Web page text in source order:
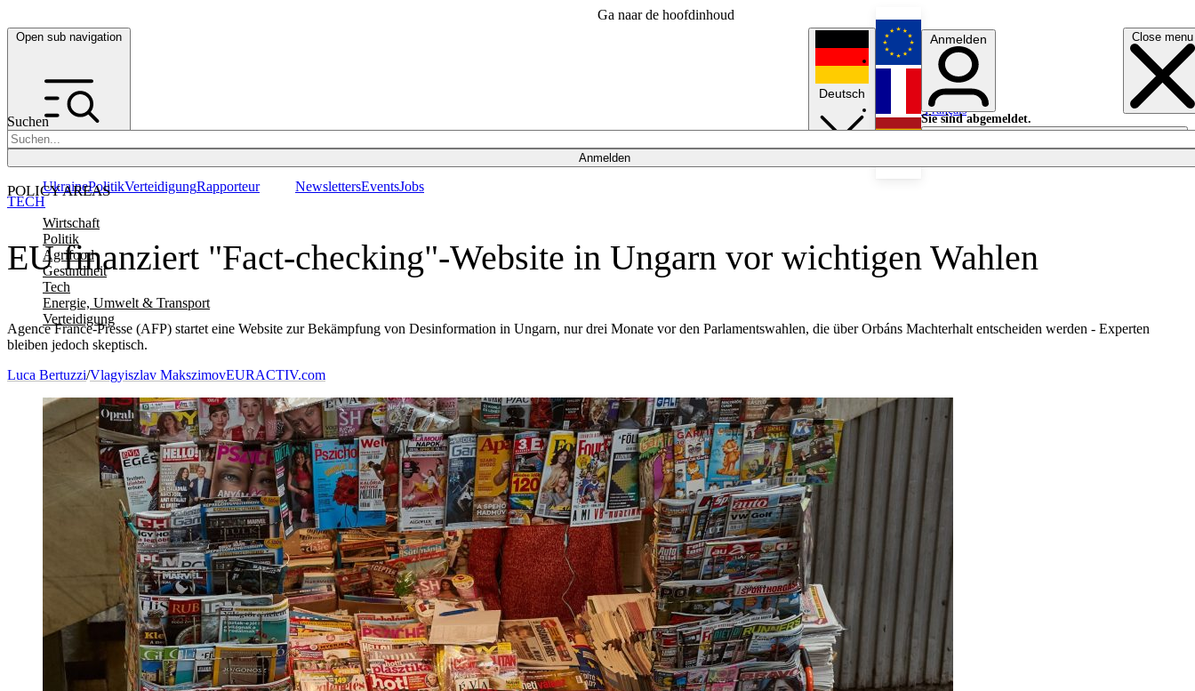
Ga naar de hoofdinhoud
Open sub navigation Close menu
Suchen
Anmelden
POLICY AREAS
Wirtschaft
Politik
Agrifood
Gesundheit
Tech
Energie, Umwelt & Transport
Verteidigung
UkrainePolitikVerteidigungRapporteur NewslettersEventsJobs
Deutsch
English
Français
Anmelden
Sie sind abgemeldet.
Anmelden
Licht aus
EU finanziert "Fact-checking"-Website in Ungarn vor wichtigen Wahlen
Agence France-Presse (AFP) startet eine Website zur Bekämpfung von Desinformation in Ungarn, nur drei Monate vor den Parlamentswahlen, die über Orbáns Machterhalt entscheiden werden - Experten
bleiben jedoch skeptisch.
TECH
Luca Bertuzzi/Vlagyiszlav MakszimovEURACTIV.com